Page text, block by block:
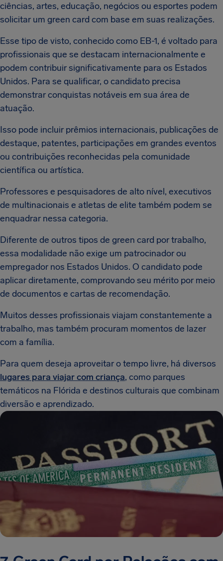
ciências, artes, educação, negócios ou esportes podem
solicitar um green card com base em suas realizações.
Esse tipo de visto, conhecido como EB-1, é voltado para
profissionais que se destacam internacionalmente e
podem contribuir significativamente para os Estados
Unidos. Para se qualificar, o candidato precisa
demonstrar conquistas notáveis em sua área de
atuação.
Isso pode incluir prêmios internacionais, publicações de
destaque, patentes, participações em grandes eventos
ou contribuições reconhecidas pela comunidade
científica ou artística.
Professores e pesquisadores de alto nível, executivos
de multinacionais e atletas de elite também podem se
enquadrar nessa categoria.
Diferente de outros tipos de green card por trabalho,
essa modalidade não exige um patrocinador ou
empregador nos Estados Unidos. O candidato pode
aplicar diretamente, comprovando seu mérito por meio
de documentos e cartas de recomendação.
Muitos desses profissionais viajam constantemente a
trabalho, mas também procuram momentos de lazer
com a família.
Para quem deseja aproveitar o tempo livre, há diversos
lugares para viajar com criança, como parques
temáticos na Flórida e destinos culturais que combinam
diversão e aprendizado.